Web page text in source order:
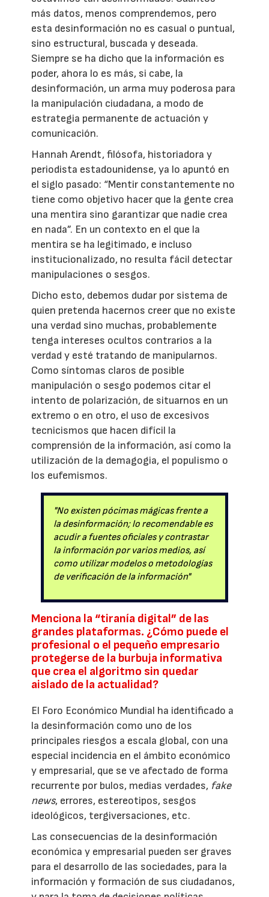
más datos, menos comprendemos, pero
esta desinformación no es casual o puntual,
sino estructural, buscada y deseada.
Siempre se ha dicho que la información es
poder, ahora lo es más, si cabe, la
desinformación, un arma muy poderosa para
la manipulación ciudadana, a modo de
estrategia permanente de actuación y
comunicación.
Hannah Arendt, filósofa, historiadora y
periodista estadounidense, ya lo apuntó en
el siglo pasado: “Mentir constantemente no
tiene como objetivo hacer que la gente crea
una mentira sino garantizar que nadie crea
en nada”. En un contexto en el que la
mentira se ha legitimado, e incluso
institucionalizado, no resulta fácil detectar
manipulaciones o sesgos.
Dicho esto, debemos dudar por sistema de
quien pretenda hacernos creer que no existe
una verdad sino muchas, probablemente
tenga intereses ocultos contrarios a la
verdad y esté tratando de manipularnos.
Como síntomas claros de posible
manipulación o sesgo podemos citar el
intento de polarización, de situarnos en un
extremo o en otro, el uso de excesivos
tecnicismos que hacen difícil la
comprensión de la información, así como la
utilización de la demagogia, el populismo o
los eufemismos.
"No existen pócimas mágicas frente a
la desinformación; lo recomendable es
acudir a fuentes oficiales y contrastar
la información por varios medios, así
como utilizar modelos o metodologías
de verificación de la información"
Menciona la “tiranía digital” de las
grandes plataformas. ¿Cómo puede el
profesional o el pequeño empresario
protegerse de la burbuja informativa
que crea el algoritmo sin quedar
aislado de la actualidad?
El Foro Económico Mundial ha identificado a
la desinformación como uno de los
principales riesgos a escala global, con una
especial incidencia en el ámbito económico
y empresarial, que se ve afectado de forma
recurrente por bulos, medias verdades, fake
news, errores, estereotipos, sesgos
ideológicos, tergiversaciones, etc.
Las consecuencias de la desinformación
económica y empresarial pueden ser graves
para el desarrollo de las sociedades, para la
información y formación de sus ciudadanos,